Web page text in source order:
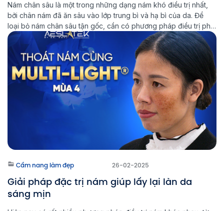
Nám chân sâu là một trong những dạng nám khó điều trị nhất,
bởi chân nám đã ăn sâu vào lớp trung bì và hạ bì của da. Để
loại bỏ nám chân sâu tận gốc, cần có phương pháp điều trị phù
hợp và kiên trì trong quá trình chăm sóc da. Multi Light […]
Cẩm nang làm đẹp 26-02-2025
Giải pháp đặc trị nám giúp lấy lại làn da
sáng mịn